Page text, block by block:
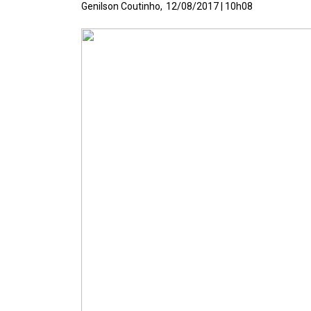
Genilson Coutinho, 12/08/2017 | 10h08